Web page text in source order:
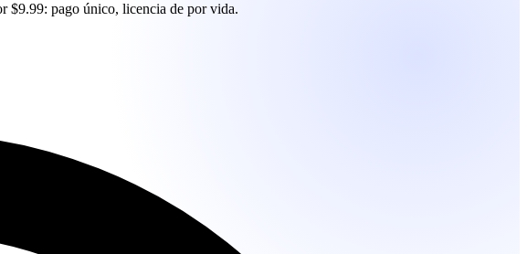
$9.99: pago único, licencia de por vida.